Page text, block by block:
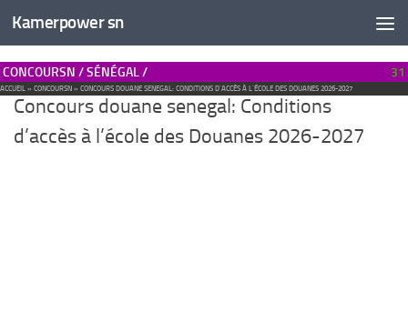
Kamerpower sn
CONCOURSN / SÉNÉGAL / 31
ACCUEIL » CONCOURSN » CONCOURS DOUANE SENEGAL: CONDITIONS D’ACCÈS À L’ÉCOLE DES DOUANES 2026-2027
Concours douane senegal: Conditions
d’accès à l’école des Douanes 2026-2027